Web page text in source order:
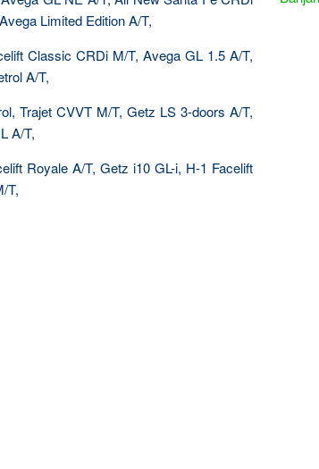
Limited Edition A/T,
Classic CRDi M/T, Avega GL 1.5 A/T,
A/T,
Trajet CVVT M/T, Getz LS 3-doors A/T,
A/T,
Royale A/T, Getz i10 GL-i, H-1 Facelift
T,